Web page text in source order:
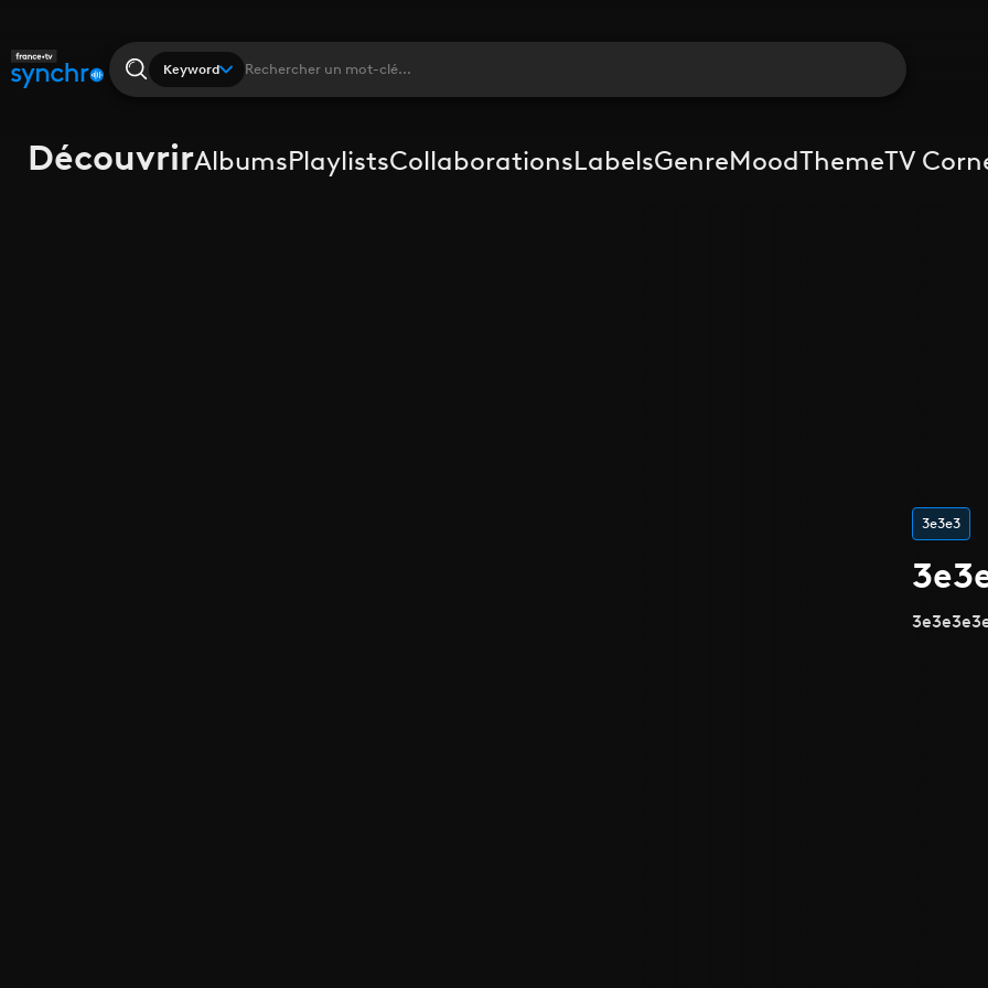
Keyword
DécouvrirAlbumsPlaylistsCollaborationsLabelsGenreMoodThemeTV
3e3e3